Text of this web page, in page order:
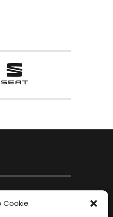
Cookie